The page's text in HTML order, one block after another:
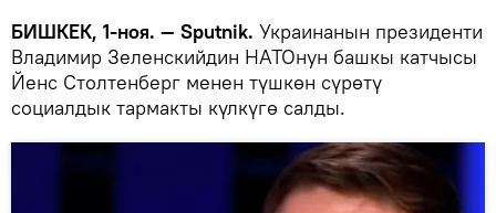
БИШКЕК, 1-ноя. — Sputnik. Украинанын президенти
Владимир Зеленскийдин НАТОнун башкы катчысы
Йенс Столтенберг менен түшкөн сүрөтү
социалдык тармакты күлкүгө салды.